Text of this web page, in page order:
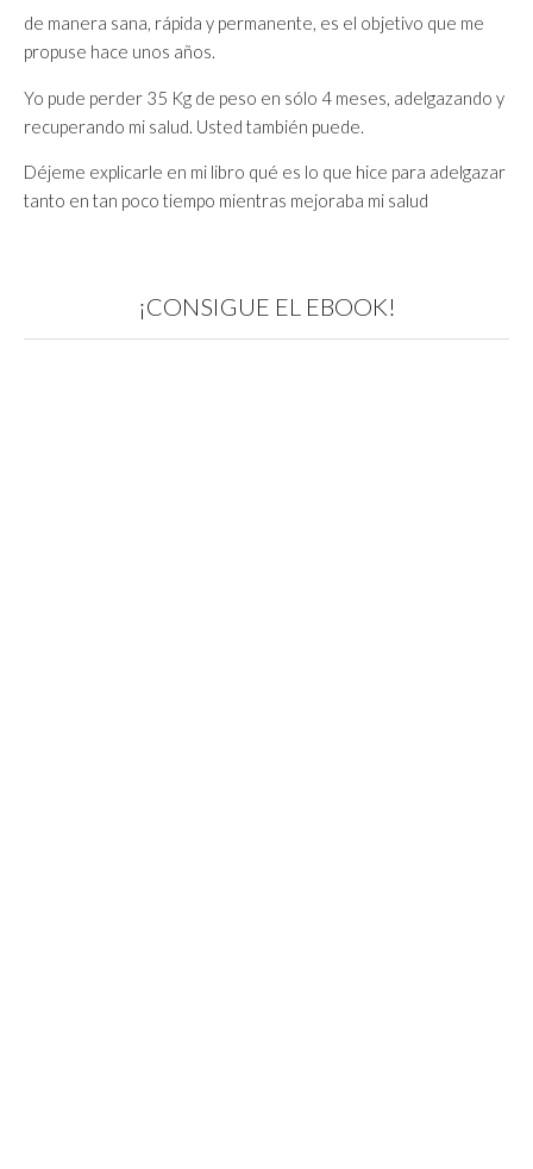
de manera sana, rápida y permanente, es el objetivo que me
propuse hace unos años.
Yo pude perder 35 Kg de peso en sólo 4 meses, adelgazando y
recuperando mi salud. Usted también puede.
Déjeme explicarle en mi libro qué es lo que hice para adelgazar
tanto en tan poco tiempo mientras mejoraba mi salud
¡CONSIGUE EL EBOOK!